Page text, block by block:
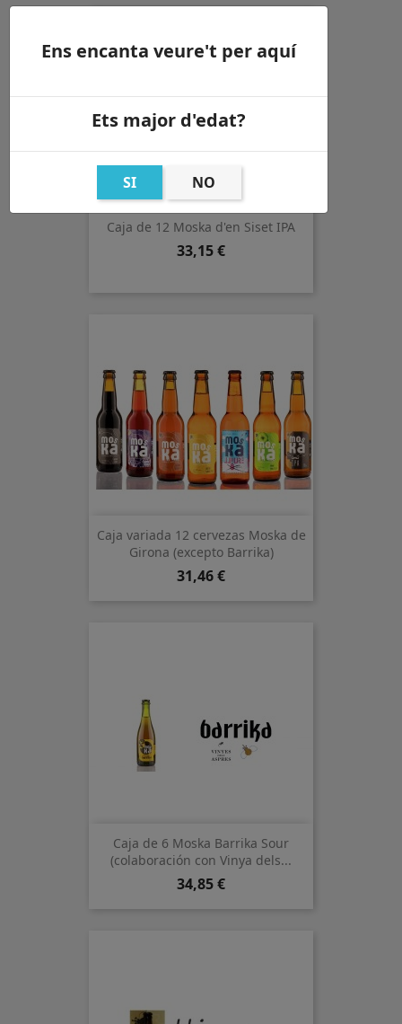
Caja de 12 Moska d'en Siset IPA
Precio
33,15 €
Caja variada 12 cervezas Moska de
Girona (excepto Barrika)
Precio
31,46 €
Caja de 6 Moska Barrika Sour
(colaboración con Vinya dels...
Precio
34,85 €
Ens encanta veure't per aquí
Ets major d'edat?
SI NO